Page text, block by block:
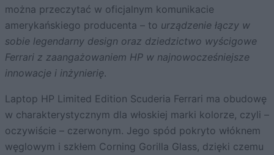
można przeczytać w oficjalnym komunikacie
amerykańskiego producenta – to urządzenie łączy w
sobie legendarny design oraz dziedzictwo wyścigowe
Ferrari z zaangażowaniem HP w najnowocześniejsze
innowacje i inżynierię.
Laptop HP Limited Edition Scuderia Ferrari ma obudowę
w charakterystycznym dla włoskiej marki kolorze, czyli –
oczywiście – czerwonym. Jego spód pokryto włóknem
węglowym i szkłem Corning Gorilla Glass, dzięki czemu